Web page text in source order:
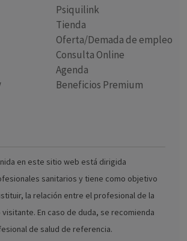
Psiquilink
Tienda
Oferta/Demada de empleo
Consulta Online
Agenda
Beneficios Premium
en este sitio web está dirigida
sanitarios y tiene como objetivo
la relación entre el profesional de la
En caso de duda, se recomienda
de salud de referencia.